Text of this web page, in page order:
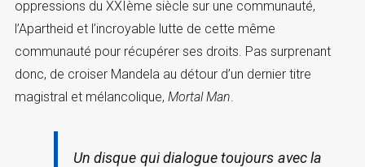
oppressions du XXIème siècle sur une communauté,
l’Apartheid et l’incroyable lutte de cette même
communauté pour récupérer ses droits. Pas surprenant
donc, de croiser Mandela au détour d’un dernier titre
magistral et mélancolique, Mortal Man
Un disque qui dialogue toujours avec la